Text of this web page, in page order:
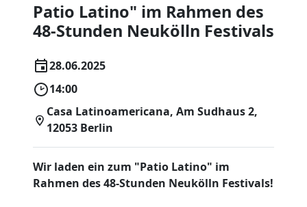
Patio Latino" im Rahmen des
48-Stunden Neukölln Festivals
28.06.2025
14:00
Casa Latinoamericana, Am Sudhaus 2,
12053 Berlin
Wir laden ein zum "Patio Latino" im
Rahmen des 48-Stunden Neukölln Festivals!